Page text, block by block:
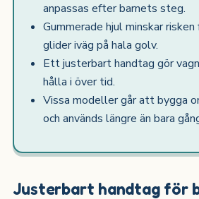
anpassas efter barnets steg.
Gummerade hjul minskar
glider iväg på hala golv.
Ett justerbart handtag gör
hålla i över tid.
Vissa modeller går att bygga
och används längre än bara
Justerbart handtag för